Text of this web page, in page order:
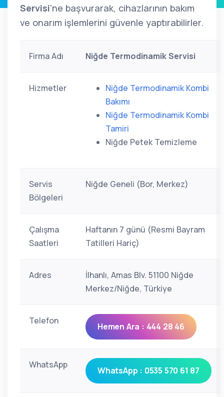
Servisi'ne başvurarak, cihazlarının bakım
ve onarım işlemlerini güvenle yaptırabilirler.
Firma Adı Niğde Termodinamik Servisi
Hizmetler
Niğde Termodinamik Kombi
Bakımı
Niğde Termodinamik Kombi
Tamiri
Niğde Petek Temizleme
Servis
Bölgeleri
Niğde Geneli (Bor, Merkez)
Çalışma
Saatleri
Haftanın 7 günü (Resmi Bayram
Tatilleri Hariç)
Adres
İlhanlı, Amas Blv. 51100 Niğde
Merkez/Niğde, Türkiye
Telefon
Hemen Ara : 444 28 46
WhatsApp
WhatsApp : 0535 570 61 87